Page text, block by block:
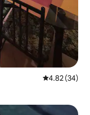
Calificación
4.82 (34)